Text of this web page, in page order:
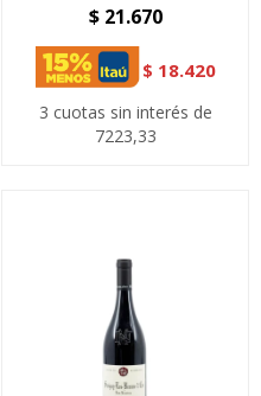
$ 21.670
$ 18.420
3 cuotas sin interés de
7223,33